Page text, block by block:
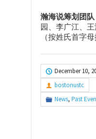
瀚海说筹划团队
园、李广江、
（按姓氏首字母
December 10,
bostonustc
News, Past